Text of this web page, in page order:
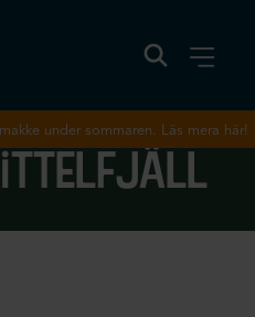
under sommaren. Läs mera här!